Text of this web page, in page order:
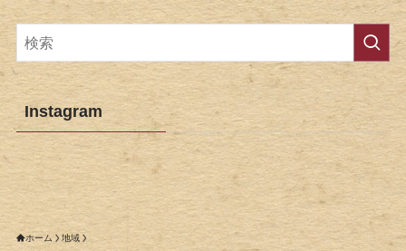
Instagram
ホーム 地域